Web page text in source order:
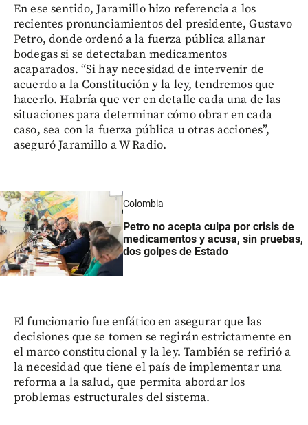
En ese sentido, Jaramillo hizo referencia a los
recientes pronunciamientos del presidente, Gustavo
Petro, donde ordenó a la fuerza pública allanar
bodegas si se detectaban medicamentos
acaparados. “Si hay necesidad de intervenir de
acuerdo a la Constitución y la ley, tendremos que
hacerlo. Habría que ver en detalle cada una de las
situaciones para determinar cómo obrar en cada
caso, sea con la fuerza pública u otras acciones”,
aseguró Jaramillo a W Radio.
Colombia
Petro no acepta culpa por crisis de
medicamentos y acusa, sin pruebas,
dos golpes de Estado
El funcionario fue enfático en asegurar que las
decisiones que se tomen se regirán estrictamente en
el marco constitucional y la ley. También se refirió a
la necesidad que tiene el país de implementar una
reforma a la salud, que permita abordar los
problemas estructurales del sistema.